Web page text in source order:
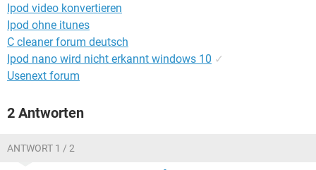
Ipod video konvertieren
Ipod ohne itunes
C cleaner forum deutsch
Ipod nano wird nicht erkannt windows 10 ✓
Usenext forum
2 Antworten
ANTWORT 1 / 2